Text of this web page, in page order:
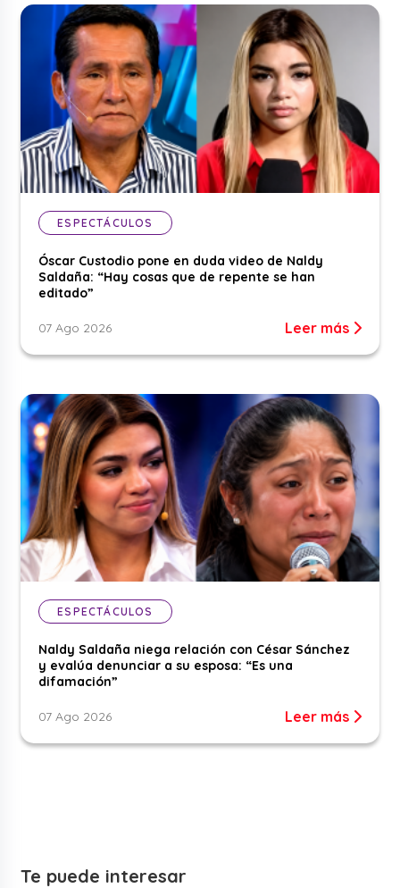
ESPECTÁCULOS
Óscar Custodio pone en duda video de Naldy
Saldaña: “Hay cosas que de repente se han
editado”
07 Ago 2026 Leer más
ESPECTÁCULOS
Naldy Saldaña niega relación con César Sánchez
y evalúa denunciar a su esposa: “Es una
difamación”
07 Ago 2026 Leer más
Te puede interesar